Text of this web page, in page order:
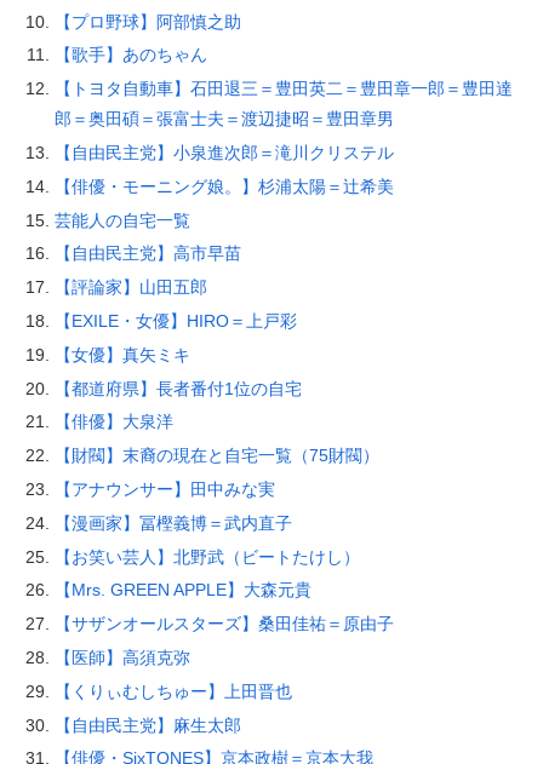
【プロ野球】阿部慎之助
【歌手】あのちゃん
【トヨタ自動車】石田退三＝豊田英二＝豊田章一郎＝豊田達
郎＝奥田碩＝張富士夫＝渡辺捷昭＝豊田章男
【自由民主党】小泉進次郎＝滝川クリステル
【俳優・モーニング娘。】杉浦太陽＝辻希美
芸能人の自宅一覧
【自由民主党】高市早苗
【評論家】山田五郎
【EXILE・女優】HIRO＝上戸彩
【女優】真矢ミキ
【都道府県】長者番付1位の自宅
【俳優】大泉洋
【財閥】末裔の現在と自宅一覧（75財閥）
【アナウンサー】田中みな実
【漫画家】冨樫義博＝武内直子
【お笑い芸人】北野武（ビートたけし）
【Mrs. GREEN APPLE】大森元貴
【サザンオールスターズ】桑田佳祐＝原由子
【医師】高須克弥
【くりぃむしちゅー】上田晋也
【自由民主党】麻生太郎
【俳優・SixTONES】京本政樹＝京本大我